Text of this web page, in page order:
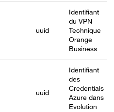
uuid
Identifiant
du VPN
Technique
Orange
Business
uuid
Identifiant
des
Credentials
Azure dans
Evolution